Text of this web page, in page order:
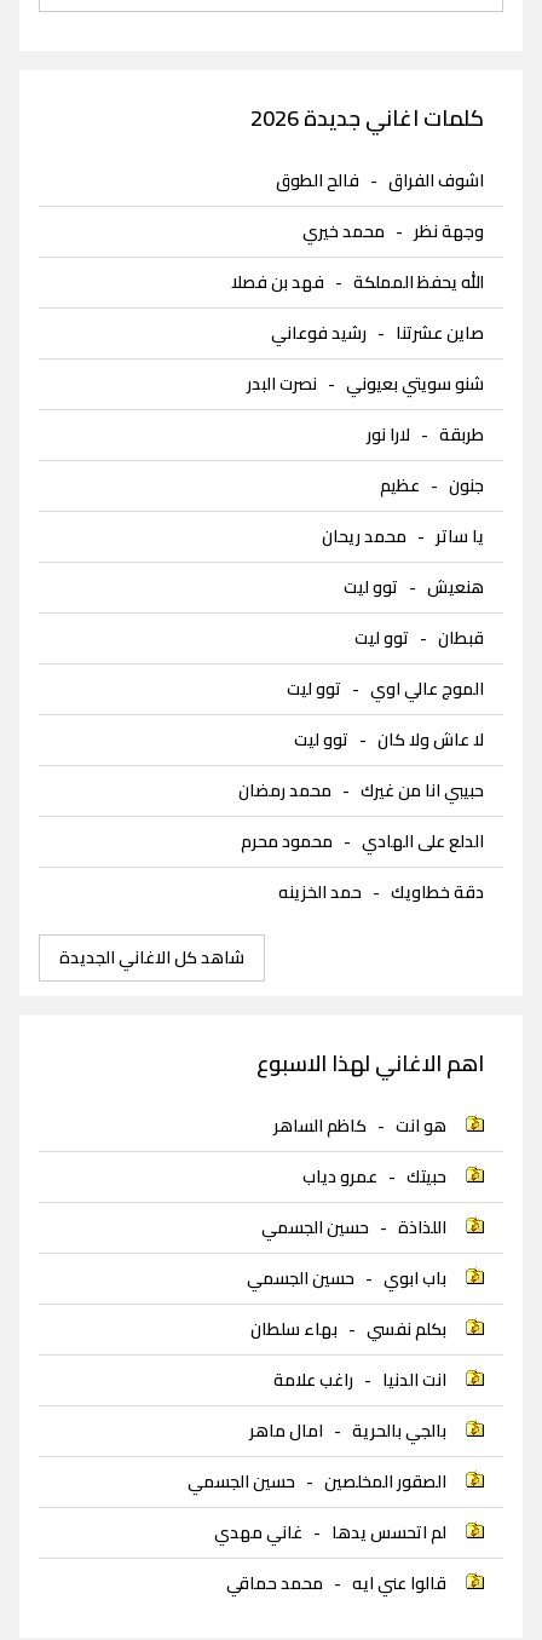
كلمات اغاني جديدة 2026
اشوف الفراق - فالح الطوق
وجهة نظر - محمد خيري
الله يحفظ المملكة - فهد بن فصلا
صاين عشرتنا - رشيد فوعاني
شنو سويتي بعيوني - نصرت البدر
طربقة - لارا نور
جنون - عظيم
يا ساتر - محمد ريحان
هنعيش - توو ليت
قبطان - توو ليت
الموج عالي اوي - توو ليت
لا عاش ولا كان - توو ليت
حبيبي انا من غيرك - محمد رمضان
الدلع على الهادي - محمود محرم
دقة خطاويك - حمد الخزينه
شاهد كل الاغاني الجديدة
اهم الاغاني لهذا الاسبوع
هو انت - كاظم الساهر
حبيتك - عمرو دياب
اللذاذة - حسين الجسمي
باب ابوي - حسين الجسمي
بكلم نفسي - بهاء سلطان
انت الدنيا - راغب علامة
بالجي بالحرية - امال ماهر
الصقور المخلصين - حسين الجسمي
لم اتحسس يدها - غاني مهدي
قالوا عني ايه - محمد حماقي